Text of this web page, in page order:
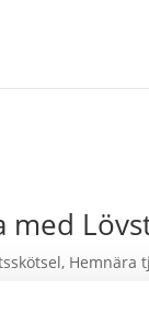
med
, Hemnära
– och hur du